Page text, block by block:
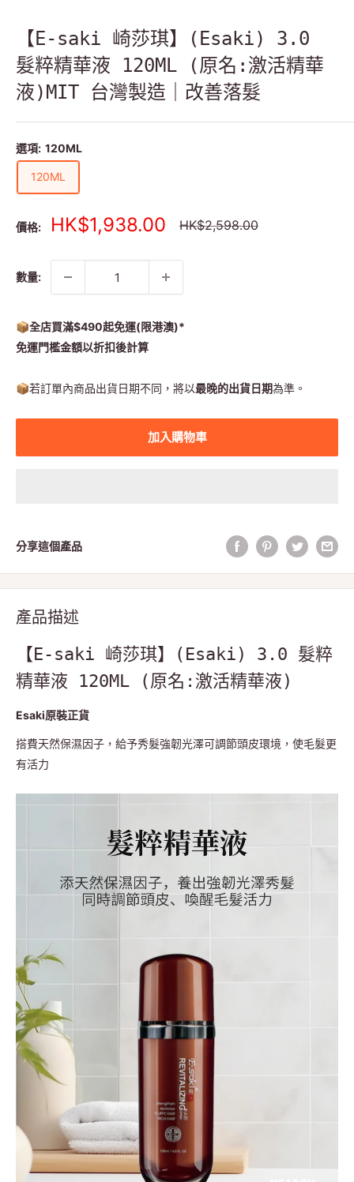
【E-saki 崎莎琪】(Esaki) 3.0
髮粹精華液 120ML (原名:激活精華
液)MIT 台灣製造｜改善落髮
選項: 120ML
120ML
價格:
銷
價
格
HK$1,938.00
正
格
HK$2,598.00
數量:
📦全店買滿$490起免運(限港澳)*
免運門檻金額以折扣後計算
📦若訂單內商品出貨日期不同，將以最晚的出貨日期為準。
加入購物車
分享這個產品
產品描述
【E-saki 崎莎琪】(Esaki) 3.0 髮粹
精華液 120ML (原名:激活精華液)
Esaki原裝正貨
搭費天然保濕因子，給予秀髮強韌光澤可調節頭皮環境，使毛髮更
有活力